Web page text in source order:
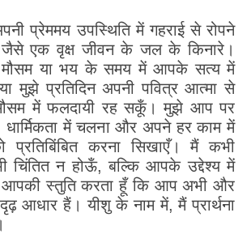
प्रेममय उपस्थिति में गहराई से रोपने
जैसे एक वृक्ष जीवन के जल के किनारे।
या भय के समय में आपके सत्य में
मुझे प्रतिदिन अपनी पवित्र आत्मा से
में फलदायी रह सकूँ। मुझे आप पर
धार्मिकता में चलना और अपने हर काम में
प्रतिबिंबित करना सिखाएँ। मैं कभी
चिंतित न होऊँ, बल्कि आपके उद्देश्य में
आपकी स्तुति करता हूँ कि आप अभी और
आधार हैं। यीशु के नाम में, मैं प्रार्थना